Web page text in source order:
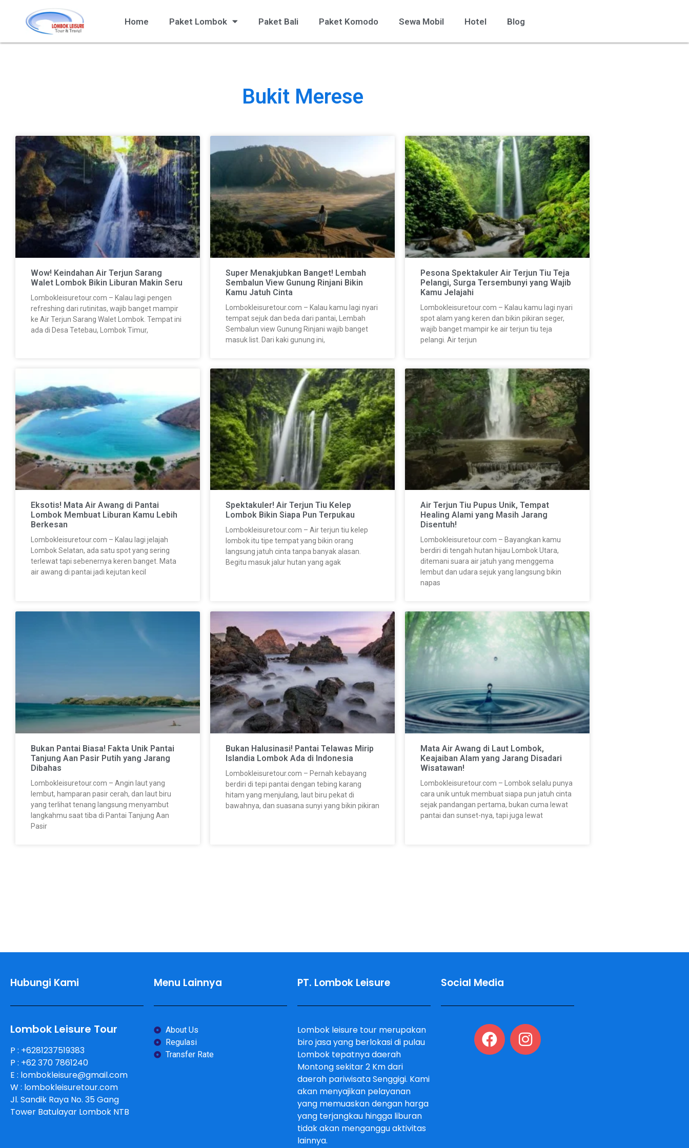
Home Paket Lombok Paket Bali Paket Komodo Sewa Mobil Hotel Blog
Bukit Merese
Wow! Keindahan Air Terjun Sarang
Walet Lombok Bikin Liburan Makin Seru
Lombokleisuretour.com – Kalau lagi pengen
refreshing dari rutinitas, wajib banget mampir
ke Air Terjun Sarang Walet Lombok. Tempat ini
ada di Desa Tetebau, Lombok Timur,
Super Menakjubkan Banget! Lembah
Sembalun View Gunung Rinjani Bikin
Kamu Jatuh Cinta
Lombokleisuretour.com – Kalau kamu lagi nyari
tempat sejuk dan beda dari pantai, Lembah
Sembalun view Gunung Rinjani wajib banget
masuk list. Dari kaki gunung ini,
Pesona Spektakuler Air Terjun Tiu Teja
Pelangi, Surga Tersembunyi yang Wajib
Kamu Jelajahi
Lombokleisuretour.com – Kalau kamu lagi nyari
spot alam yang keren dan bikin pikiran seger,
wajib banget mampir ke air terjun tiu teja
pelangi. Air terjun
Eksotis! Mata Air Awang di Pantai
Lombok Membuat Liburan Kamu Lebih
Berkesan
Lombokleisuretour.com – Kalau lagi jelajah
Lombok Selatan, ada satu spot yang sering
terlewat tapi sebenernya keren banget. Mata
air awang di pantai jadi kejutan kecil
Spektakuler! Air Terjun Tiu Kelep
Lombok Bikin Siapa Pun Terpukau
Lombokleisuretour.com – Air terjun tiu kelep
lombok itu tipe tempat yang bikin orang
langsung jatuh cinta tanpa banyak alasan.
Begitu masuk jalur hutan yang agak
Air Terjun Tiu Pupus Unik, Tempat
Healing Alami yang Masih Jarang
Disentuh!
Lombokleisuretour.com – Bayangkan kamu
berdiri di tengah hutan hijau Lombok Utara,
ditemani suara air jatuh yang menggema
lembut dan udara sejuk yang langsung bikin
napas
Bukan Pantai Biasa! Fakta Unik Pantai
Tanjung Aan Pasir Putih yang Jarang
Dibahas
Lombokleisuretour.com – Angin laut yang
lembut, hamparan pasir cerah, dan laut biru
yang terlihat tenang langsung menyambut
langkahmu saat tiba di Pantai Tanjung Aan
Pasir
Bukan Halusinasi! Pantai Telawas Mirip
Islandia Lombok Ada di Indonesia
Lombokleisuretour.com – Pernah kebayang
berdiri di tepi pantai dengan tebing karang
hitam yang menjulang, laut biru pekat di
bawahnya, dan suasana sunyi yang bikin pikiran
Mata Air Awang di Laut Lombok,
Keajaiban Alam yang Jarang Disadari
Wisatawan!
Lombokleisuretour.com – Lombok selalu punya
cara unik untuk membuat siapa pun jatuh cinta
sejak pandangan pertama, bukan cuma lewat
pantai dan sunset-nya, tapi juga lewat
Hubungi Kami
Lombok Leisure Tour
P : +6281237519383
P : +62 370 7861240
E : lombokleisure@gmail.com
W : lombokleisuretour.com
Jl. Sandik Raya No. 35 Gang
Tower Batulayar Lombok NTB
Menu Lainnya
About Us
Regulasi
Transfer Rate
PT. Lombok Leisure
Lombok leisure tour merupakan
biro jasa yang berlokasi di pulau
Lombok tepatnya daerah
Montong sekitar 2 Km dari
daerah pariwisata Senggigi. Kami
akan menyajikan pelayanan
yang memuaskan dengan harga
yang terjangkau hingga liburan
tidak akan menganggu aktivitas
lainnya.
Social Media